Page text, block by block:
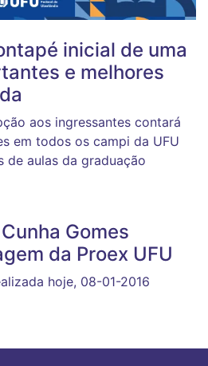
inicial de uma
e melhores
aos ingressantes contará
em todos os campi da UFU
de aulas da graduação
Gomes
da Proex UFU
hoje, 08-01-2016